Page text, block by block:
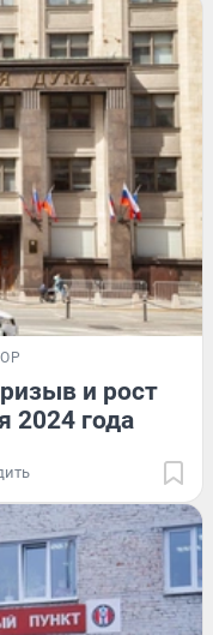
и рост
2024 года